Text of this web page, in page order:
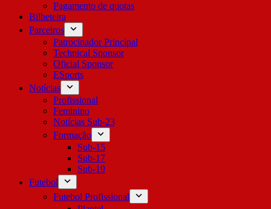
Pagamento de quotas
Bilheteira
Parceiros
Patrocinador Principal
Technical Sponsor
Oficial Sponsor
ESports
Notícias
Profissional
Feminino
Notícias Sub-23
Formação
Sub-15
Sub-17
Sub-19
Futebol
Futebol Profissional